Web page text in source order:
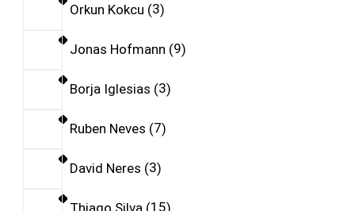
Orkun Kokcu 3
Jonas Hofmann 9
Borja Iglesias 3
Ruben Neves 7
David Neres 3
Thiago Silva 15